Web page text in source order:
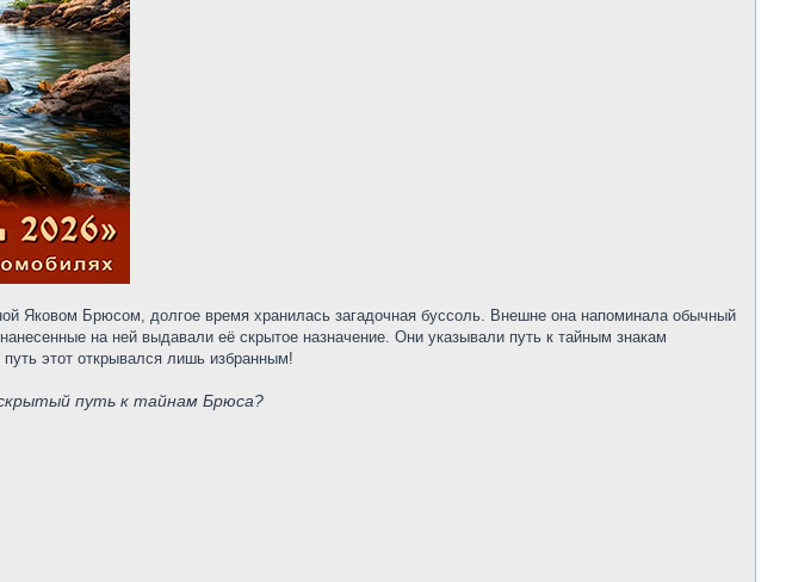
Яковом Брюсом, долгое время хранилась загадочная буссоль. Внешне она напоминала обычный
на ней выдавали её скрытое назначение. Они указывали путь к тайным знакам
этот открывался лишь избранным!
путь к тайнам Брюса?